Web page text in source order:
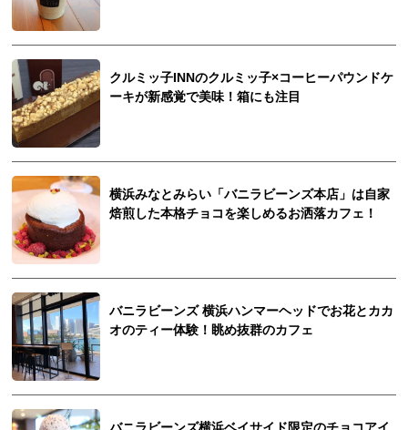
クルミッ子INNのクルミッ子×コーヒーパウンドケ
ーキが新感覚で美味！箱にも注目
横浜みなとみらい「バニラビーンズ本店」は自家
焙煎した本格チョコを楽しめるお洒落カフェ！
バニラビーンズ 横浜ハンマーヘッドでお花とカカ
オのティー体験！眺め抜群のカフェ